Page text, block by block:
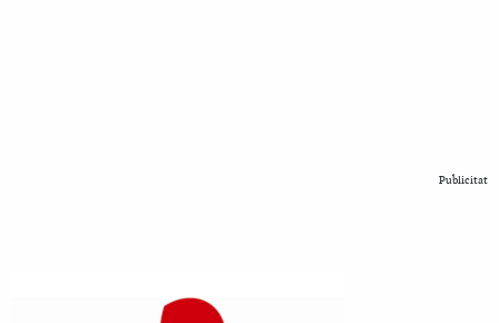
Publicitat